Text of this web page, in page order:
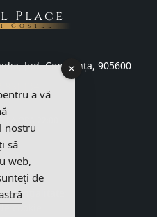
Place
Costel
Jud. Constanța, 905600
134
condiții
cookie
a vă
nostru
să
web,
de